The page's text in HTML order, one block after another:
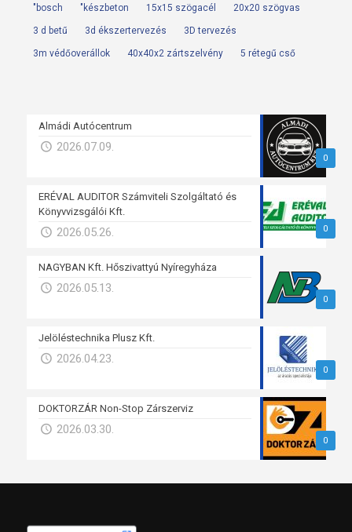
"bosch "készbeton 15x15 szögacél 20x20 szögvas
3 d betű 3d ékszertervezés 3D tervezés
3m védőoverállok 40x40x2 zártszelvény 5 rétegű cső
0
Almádi Autócentrum
2026.07.09.
0
ERÉVAL AUDITOR Számviteli Szolgáltató és
Könyvvizsgálói Kft.
2026.05.26.
0
NAGYBAN Kft. Hőszivattyú Nyíregyháza
2026.05.13.
0
Jelöléstechnika Plusz Kft.
2026.04.23.
0
DOKTORZÁR Non-Stop Zárszerviz
2026.03.30.